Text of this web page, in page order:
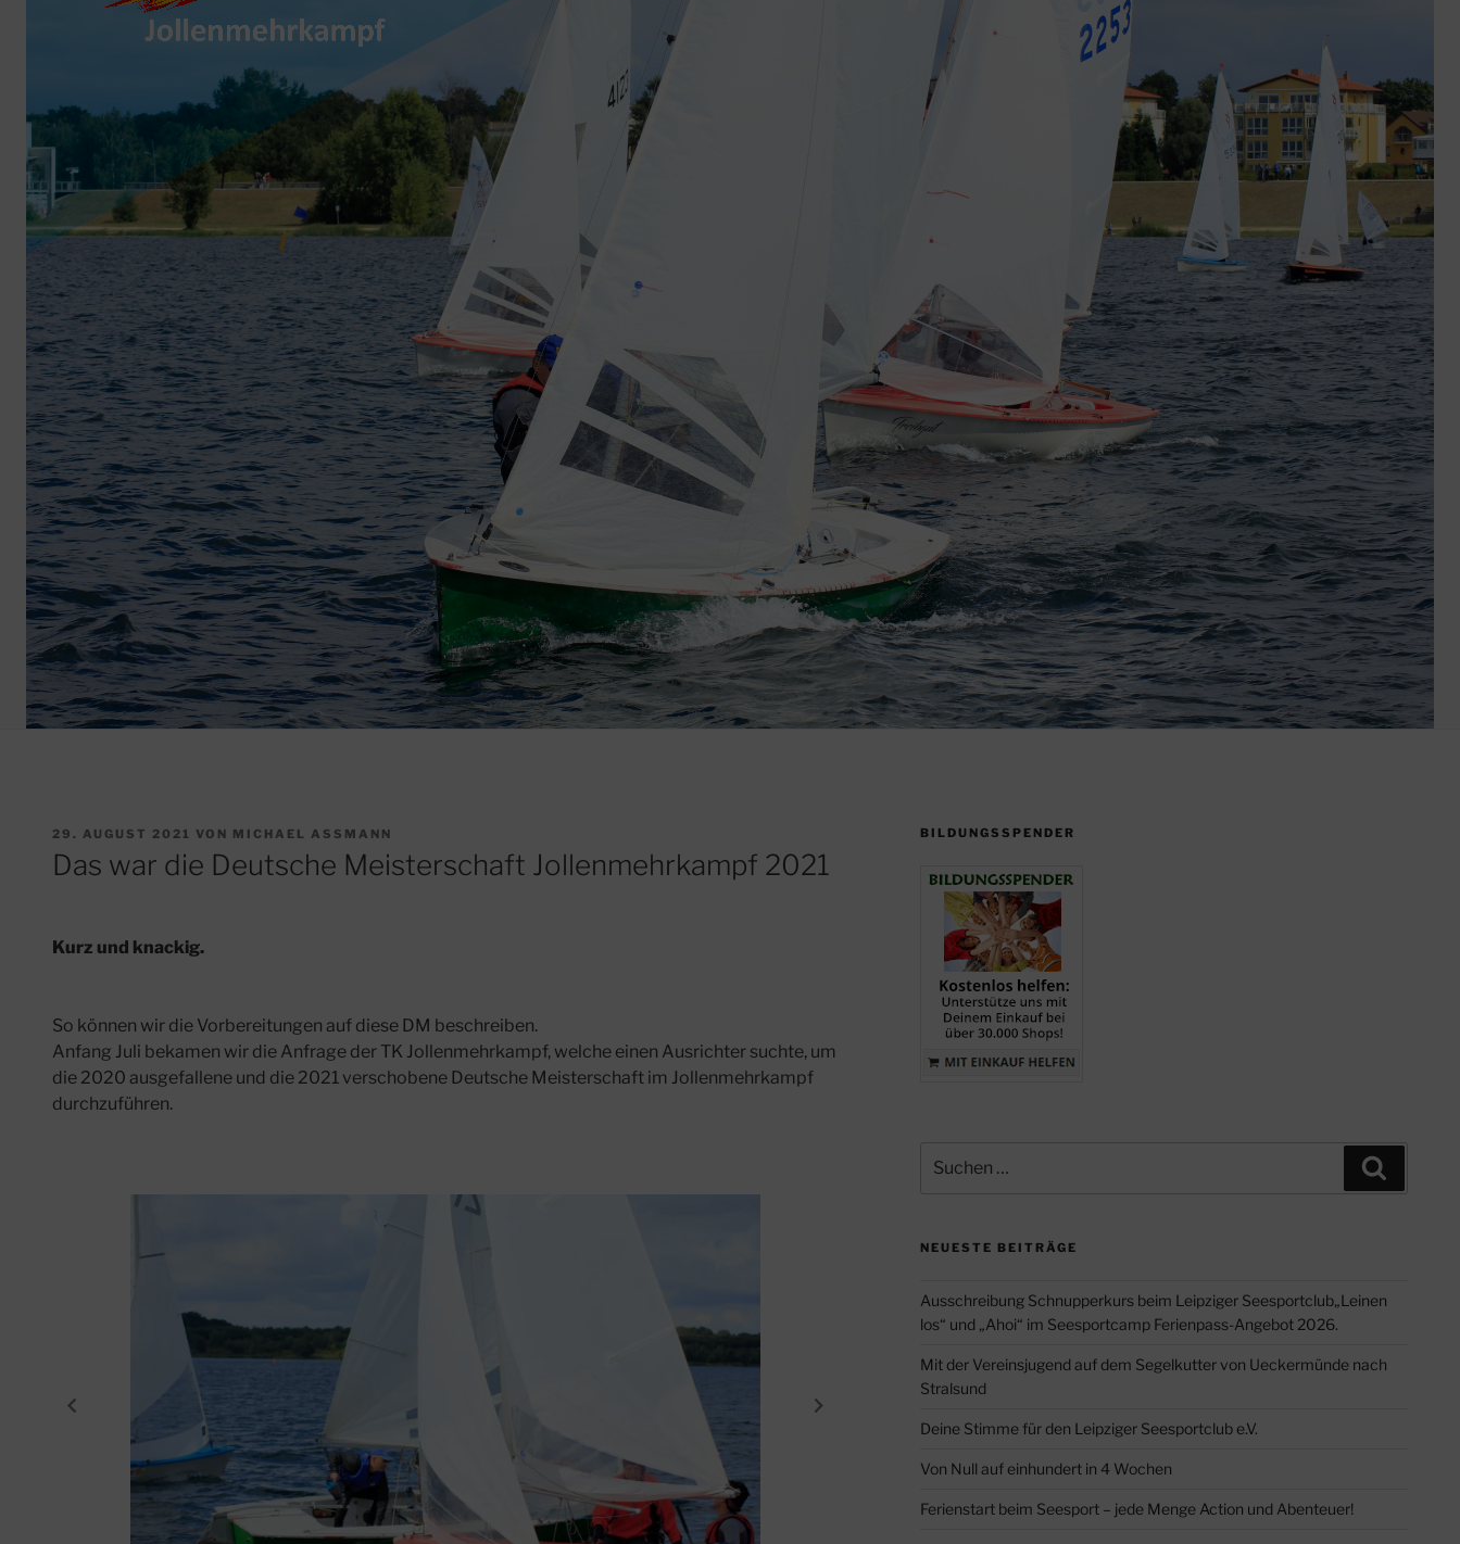
VERÖFFENTLICHT
29. AUGUST 2021 VON MICHAEL ASSMANN
Das war die Deutsche Meisterschaft Jollenmehrkampf 2021
Kurz und knackig.
So können wir die Vorbereitungen auf diese DM beschreiben.
Anfang Juli bekamen wir die Anfrage der TK Jollenmehrkampf, welche einen Ausrichter suchte, um
die 2020 ausgefallene und die 2021 verschobene Deutsche Meisterschaft im Jollenmehrkampf
durchzuführen.
BILDUNGSSPENDER
nach:
NEUESTE BEITRÄGE
Ausschreibung Schnupperkurs beim Leipziger Seesportclub„Leinen
los“ und „Ahoi“ im Seesportcamp Ferienpass-Angebot 2026.
Mit der Vereinsjugend auf dem Segelkutter von Ueckermünde nach
Stralsund
Deine Stimme für den Leipziger Seesportclub e.V.
Von Null auf einhundert in 4 Wochen
Ferienstart beim Seesport – jede Menge Action und Abenteuer!